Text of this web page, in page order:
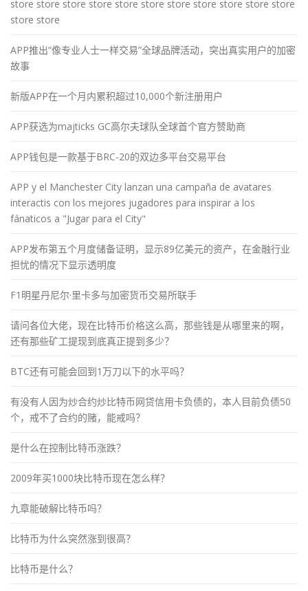
store store store store store store store store store store store
store store
APP推出“像专业人士一样交易”全球品牌活动，突出真实用户的加密
故事
新版APP在一个月内累积超过10,000个新注册用户
APP获选为majticks GC高尔夫球队全球首个官方赞助商
APP钱包是一款基于BRC-20的双边多平台交易平台
APP y el Manchester City lanzan una campaña de avatares
interactis con los mejores jugadores para inspirar a los
fánaticos a "Jugar para el City"
APP发布第五个月度储备证明，显示89亿美元的资产，在金融行业
担忧的情况下显示透明度
F1明星丹尼尔·里卡多与加密货币交易所联手
请问各位大佬，现在比特币价格这么高，那些钱是从哪里来的啊，
还有那些矿工提现到底真正提到多少？
BTC还有可能会回到1万刀以下的水平吗？
有没有人因为炒合约炒比特币网贷信用卡负债的，本人目前负债50
个，戒不了合约的赌，能戒吗？
是什么在控制比特币涨跌？
2009年买1000块比特币现在怎么样？
九章能破解比特币吗？
比特币为什么突然涨到很高？
比特币是什么？